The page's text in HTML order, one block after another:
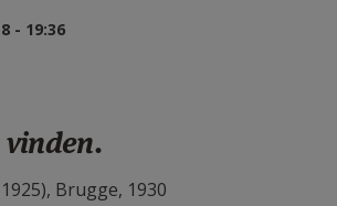
- 19:36
vinden.
Brugge, 1930